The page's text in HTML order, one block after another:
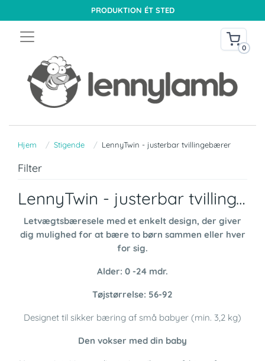
PRODUKTION ÉT STED
0
Hjem Stigende LennyTwin - justerbar tvillingebærer
Filter
LennyTwin - justerbar tvillingebærer
Letvægtsbæresele med et enkelt design, der giver
dig mulighed for at bære to børn sammen eller hver
for sig.
Alder: 0 -24 mdr.
Tøjstørrelse: 56-92
Designet til sikker bæring af små babyer (min. 3,2 kg)
Den vokser med din baby